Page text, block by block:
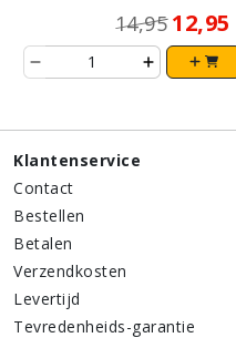
14,95 12,95
Klantenservice
Contact
Bestellen
Betalen
Verzendkosten
Levertijd
Tevredenheids-garantie